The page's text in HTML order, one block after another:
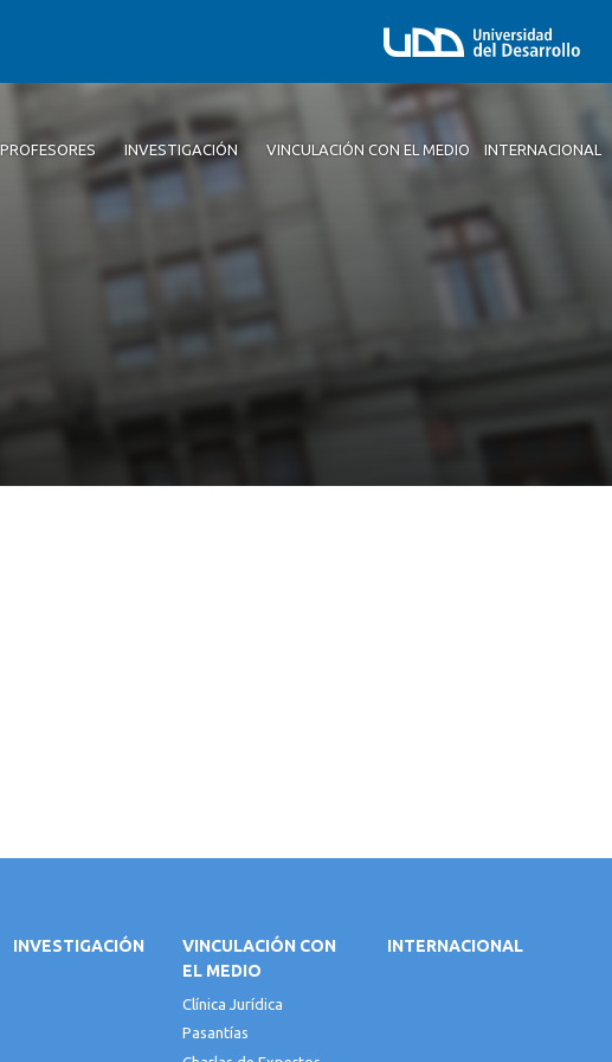
PROFESORES INVESTIGACIÓN VINCULACIÓN CON EL MEDIO INTERNACIONAL
INVESTIGACIÓN
VINCULACIÓN CON
EL MEDIO
Clínica Jurídica
Pasantías
INTERNACIONAL